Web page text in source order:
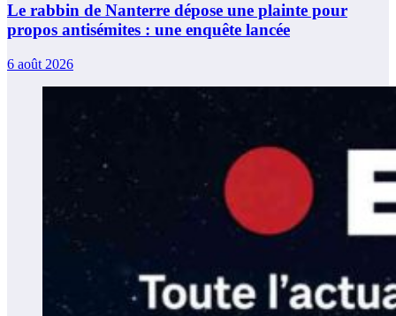
Le rabbin de Nanterre dépose une plainte pour
propos antisémites : une enquête lancée
6 août 2026